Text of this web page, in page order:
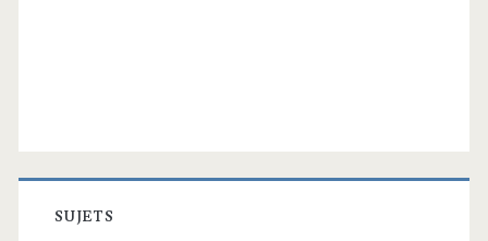
SUJETS